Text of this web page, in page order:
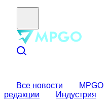
Все новости MPGO
редакции
Индустрия